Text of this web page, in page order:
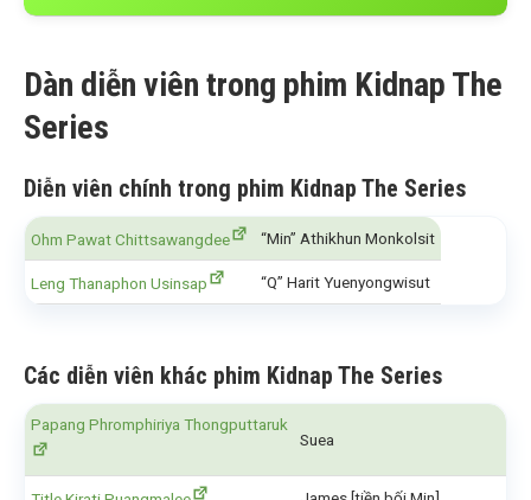
Dàn diễn viên trong phim Kidnap The
Series
Diễn viên chính trong phim Kidnap The Series
Ohm Pawat Chittsawangdee “Min” Athikhun Monkolsit
Leng Thanaphon Usinsap “Q” Harit Yuenyongwisut
Các diễn viên khác phim Kidnap The Series
Papang Phromphiriya Thongputtaruk
Suea